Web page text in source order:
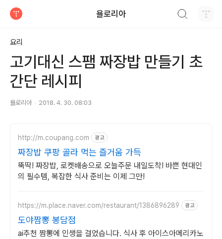
욜로리아
요리
고기대신 스팸 짜장밥 만들기 초
간단 레시피
욜로리아 2018. 4. 30. 08:03
http://m.coupang.com 광고
짜장밥 쿠팡 골라 먹는 즐거움 가득
뚝딱! 짜장밥, 로켓배송으로 오늘주문 내일도착! 바쁜 현대인
의 필수템, 복잡한 식사 준비는 이제 그만!
https://m.place.naver.com/restaurant/1386896289 광고
도야짬뽕 봉담점
ai추천 짬뽕에 인생을 걸었습니다. 식사 후 아이스아메리카노